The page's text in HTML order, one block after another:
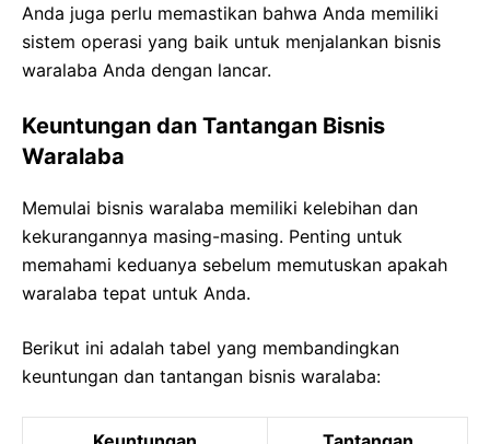
Anda juga perlu memastikan bahwa Anda memiliki
sistem operasi yang baik untuk menjalankan bisnis
waralaba Anda dengan lancar.
Keuntungan dan Tantangan Bisnis
Waralaba
Memulai bisnis waralaba memiliki kelebihan dan
kekurangannya masing-masing. Penting untuk
memahami keduanya sebelum memutuskan apakah
waralaba tepat untuk Anda.
Berikut ini adalah tabel yang membandingkan
keuntungan dan tantangan bisnis waralaba: